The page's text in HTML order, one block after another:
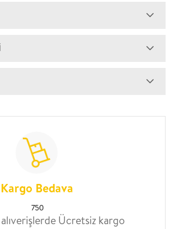
Kargo Bedava
750
Ücretsiz kargo